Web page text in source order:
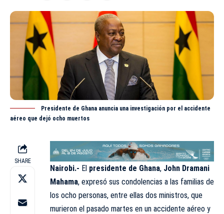
Presidente de Ghana anuncia una investigación por el accidente
aéreo que dejó ocho muertos
SHARE
Nairobi.- El presidente de Ghana, John Dramani
Mahama, expresó sus condolencias a las familias de
los ocho personas, entre ellas dos ministros, que
murieron el pasado martes en un accidente aéreo y